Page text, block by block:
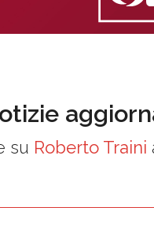
su Roberto Traini